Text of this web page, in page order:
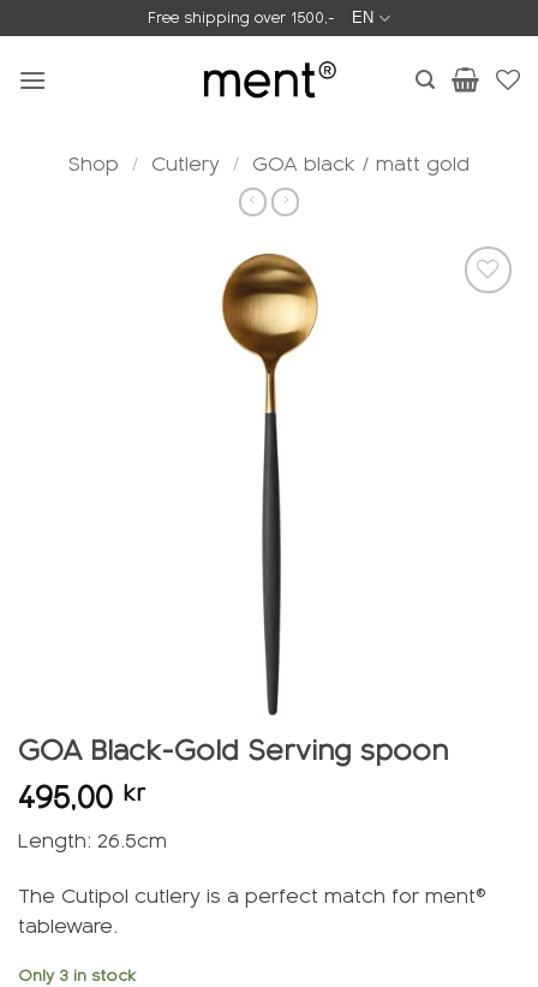
to
content
Free shipping over 1500,- EN
Shop / Cutlery / GOA black / matt gold
GOA Black-Gold Serving spoon
495,00 kr
Length: 26.5cm
The Cutipol cutlery is a perfect match for ment®
tableware.
Only 3 in stock